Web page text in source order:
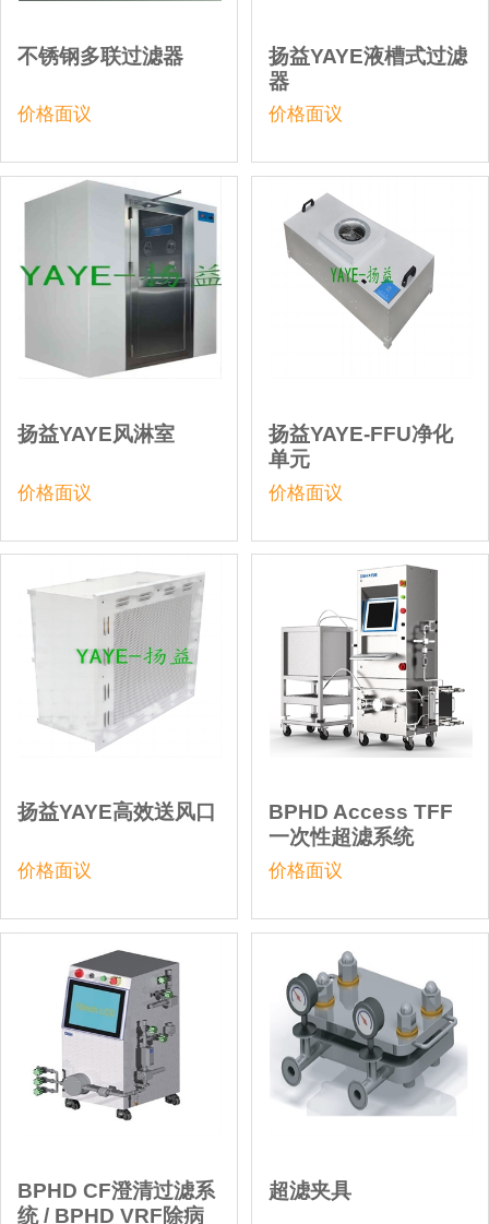
不锈钢多联过滤器
价格面议
扬益YAYE液槽式过滤
器
价格面议
扬益YAYE风淋室
价格面议
扬益YAYE-FFU净化
单元
价格面议
扬益YAYE高效送风口
价格面议
BPHD Access TFF
一次性超滤系统
价格面议
BPHD CF澄清过滤系
统 / BPHD VRF除病
超滤夹具